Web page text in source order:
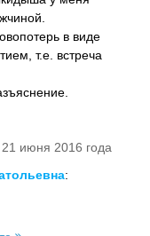
в виде
т.е. встреча
21 июня 2016 года
: